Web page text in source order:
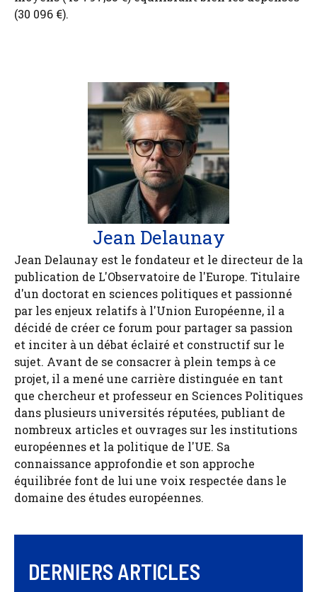
(30 096 €).
Jean Delaunay
Jean Delaunay est le fondateur et le directeur de la
publication de L'Observatoire de l'Europe. Titulaire
d'un doctorat en sciences politiques et passionné
par les enjeux relatifs à l'Union Européenne, il a
décidé de créer ce forum pour partager sa passion
et inciter à un débat éclairé et constructif sur le
sujet. Avant de se consacrer à plein temps à ce
projet, il a mené une carrière distinguée en tant
que chercheur et professeur en Sciences Politiques
dans plusieurs universités réputées, publiant de
nombreux articles et ouvrages sur les institutions
européennes et la politique de l'UE. Sa
connaissance approfondie et son approche
équilibrée font de lui une voix respectée dans le
domaine des études européennes.
DERNIERS ARTICLES